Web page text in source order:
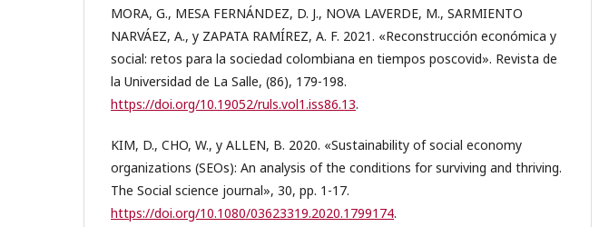
MORA, G., MESA FERNÁNDEZ, D. J., NOVA LAVERDE, M., SARMIENTO
NARVÁEZ, A., y ZAPATA RAMÍREZ, A. F. 2021. «Reconstrucción económica y
social: retos para la sociedad colombiana en tiempos poscovid». Revista de
la Universidad de La Salle, (86), 179-198.
https://doi.org/10.19052/ruls.vol1.iss86.13.
KIM, D., CHO, W., y ALLEN, B. 2020. «Sustainability of social economy
organizations (SEOs): An analysis of the conditions for surviving and thriving.
The Social science journal», 30, pp. 1-17.
https://doi.org/10.1080/03623319.2020.1799174.